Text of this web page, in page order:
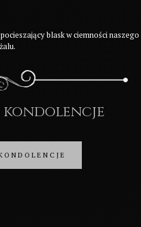
blask w ciemności naszego
żalu.
kondolencje